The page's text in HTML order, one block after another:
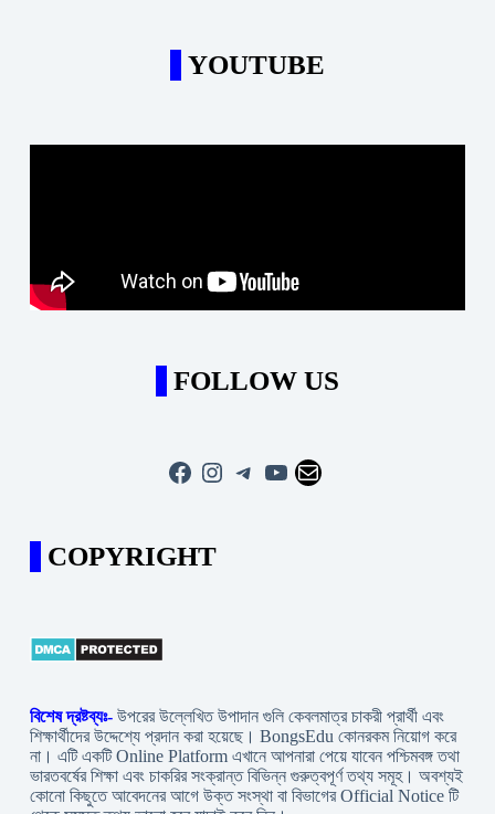
YOUTUBE
FOLLOW US
Facebook
Instagram
Telegram
YouTube
Mail
COPYRIGHT
বিশেষ দ্রষ্টব্যঃ- উপরের উল্লেখিত উপাদান গুলি কেবলমাত্র চাকরী প্রার্থী এবং
শিক্ষার্থীদের উদ্দেশ্যে প্রদান করা হয়েছে। BongsEdu কোনরকম নিয়োগ করে
না। এটি একটি Online Platform এখানে আপনারা পেয়ে যাবেন পশ্চিমবঙ্গ তথা
ভারতবর্ষের শিক্ষা এবং চাকরির সংক্রান্ত বিভিন্ন গুরুত্বপূর্ণ তথ্য সমূহ। অবশ্যই
কোনো কিছুতে আবেদনের আগে উক্ত সংস্থা বা বিভাগের Official Notice টি